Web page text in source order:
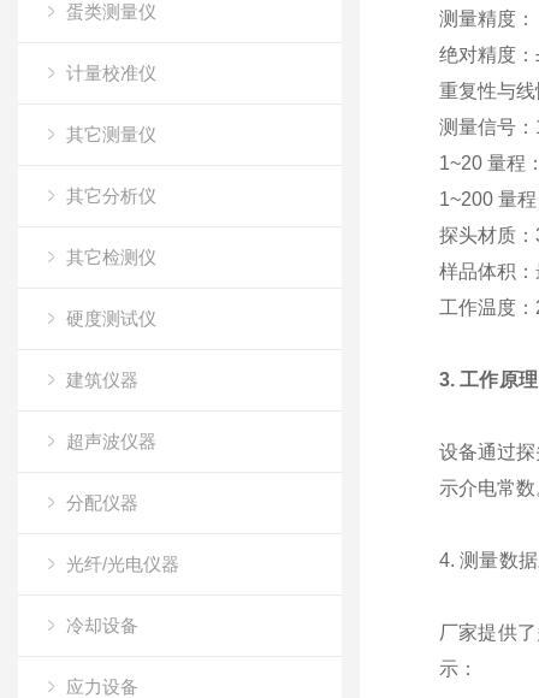
蛋类测量仪
计量校准仪
其它测量仪
其它分析仪
其它检测仪
硬度测试仪
建筑仪器
超声波仪器
分配仪器
光纤/光电仪器
冷却设备
应力设备
测量精度：
绝对精度：
重复性与线
测量信号：
1~20 量程
1~200 量
探头材质：
样品体积
工作温度
3. 工作原理
设备通过
示介电常
4. 测量数
厂家提供
示：